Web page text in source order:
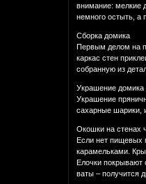
внимание: мелкие
немного остыть, а
Сборка домика
Первым делом на
каркас стен
собранную из
Украшение домика
Украшение
сахарные шарики,
Окошки на стенах
Если нет пищевых
карамельками.
Елочки покрывают
ваты – получится